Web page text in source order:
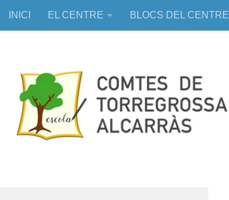
Skip to content
INICI EL CENTRE BLOCS DEL CENTRE